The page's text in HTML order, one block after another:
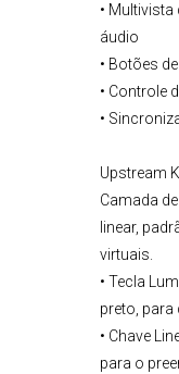
•
áudio
• Botões
• Controle
•
Upstream
Camada
linear,
virtuais.
• Tecla
preto,
• Chave
para o